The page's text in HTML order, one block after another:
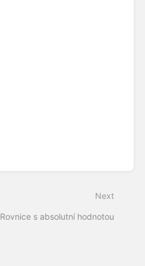
Next
Rovnice s absolutní hodnotou